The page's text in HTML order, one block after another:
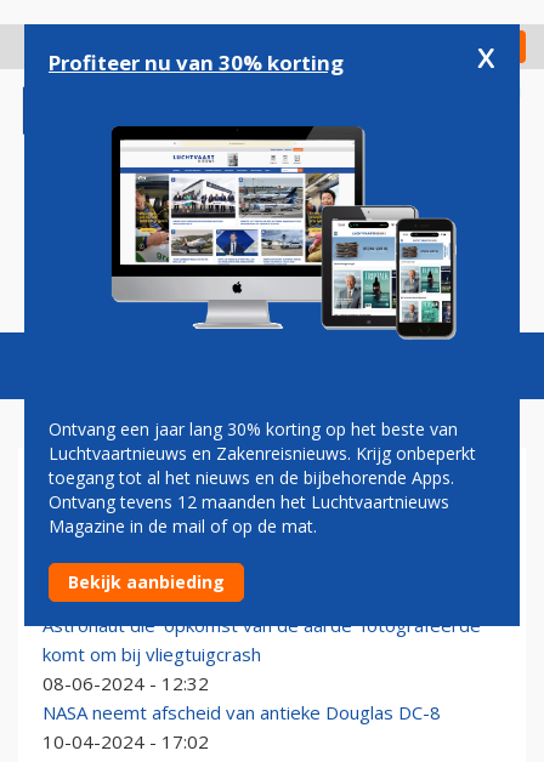
gaan
Check in
Magazine Podcasts Vacatures
NASA
Artemis II-missie bereikt invloedssfeer van de maan
06-04-2026 - 08:06
Astronaut die 'opkomst van de aarde' fotografeerde
komt om bij vliegtuigcrash
08-06-2024 - 12:32
NASA neemt afscheid van antieke Douglas DC-8
10-04-2024 - 17:02
Profiteer nu van 30% korting x
Ontvang een jaar lang 30% korting op het beste van
Luchtvaartnieuws en Zakenreisnieuws. Krijg onbeperkt
toegang tot al het nieuws en de bijbehorende Apps.
Ontvang tevens 12 maanden het Luchtvaartnieuws
Magazine in de mail of op de mat.
Bekijk aanbieding